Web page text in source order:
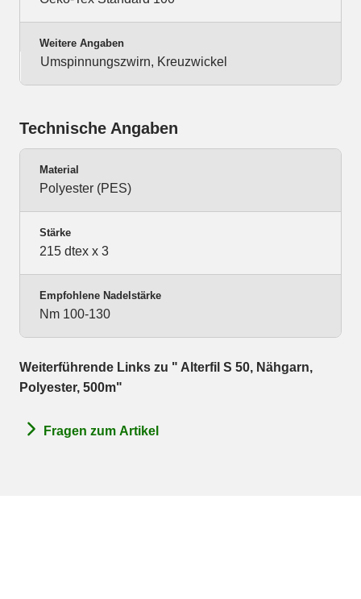
Weitere Angaben
Umspinnungszwirn, Kreuzwickel
Technische Angaben
Material
Polyester (PES)
Stärke
215 dtex x 3
Empfohlene Nadelstärke
Nm 100-130
Weiterführende Links zu " Alterfil S 50, Nähgarn,
Polyester, 500m"
Fragen zum Artikel